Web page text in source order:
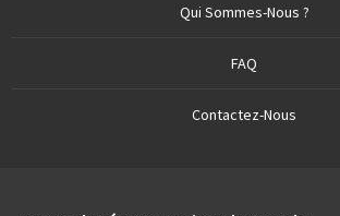
Qui Sommes-Nous ?
FAQ
Contactez-Nous